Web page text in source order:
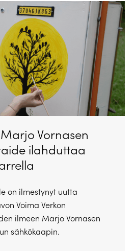
Vornasen
ilahduttaa
on ilmestynyt uutta
Voima Verkon
ilmeen Marjo Vornasen
sähkökaapin.